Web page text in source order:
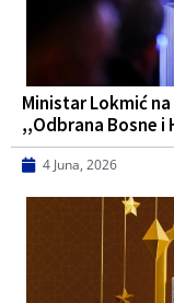
Ministar Lokmić
,,Odbrana Bosne
4 Juna, 2026